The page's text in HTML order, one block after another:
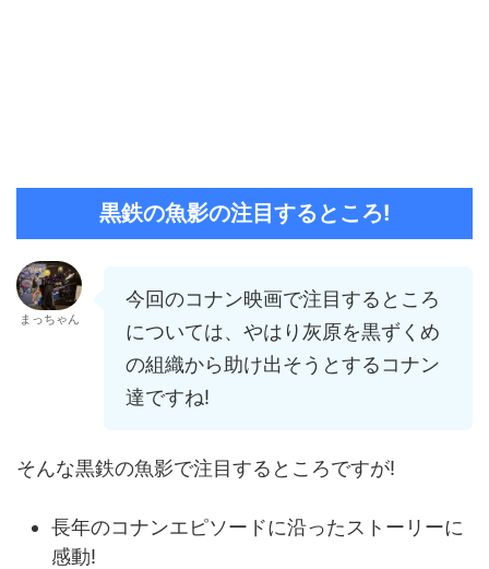
黒鉄の魚影の注目するところ!
まっちゃん
今回のコナン映画で注目するところ
については、やはり灰原を黒ずくめ
の組織から助け出そうとするコナン
達ですね!
そんな黒鉄の魚影で注目するところですが!
長年のコナンエピソードに沿ったストーリーに
感動!